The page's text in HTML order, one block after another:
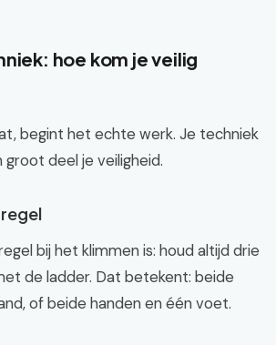
hoe kom je veilig
begint het echte werk. Je techniek
deel je veiligheid.
bij het klimmen is: houd altijd drie
de ladder. Dat betekent: beide
of beide handen en één voet.